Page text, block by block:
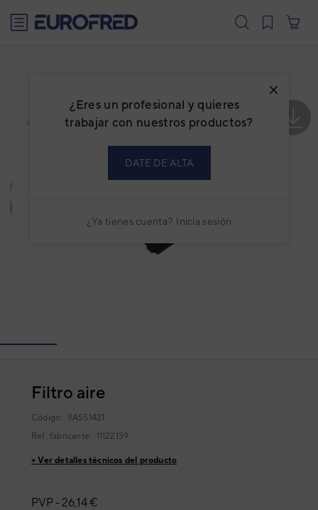
¿Eres un profesional y quieres
trabajar con nuestros productos?
DATE DE ALTA
¿Ya tienes cuenta? Inicia sesión
Filtro aire
Código: 9ASS1421
Ref. fabricante: 11122139
+ Ver detalles técnicos del producto
PVP - 26,14 €